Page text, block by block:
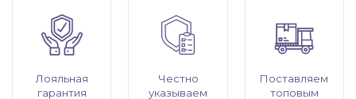
Лояльная
гарантия
Честно
указываем
Поставляем
топовым